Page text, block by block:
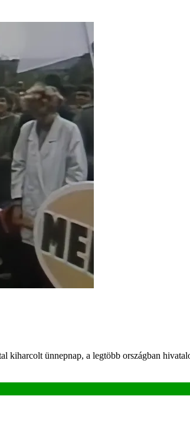
ünnepnap, a legtöbb országban